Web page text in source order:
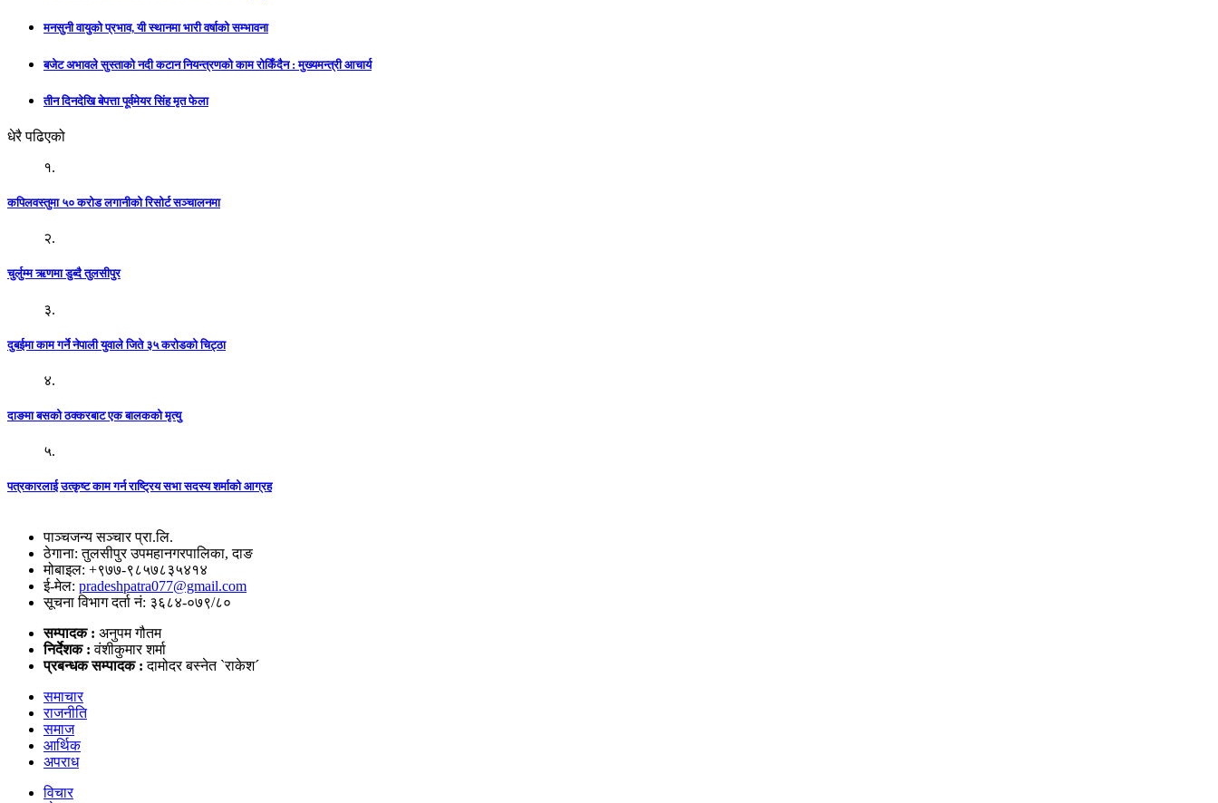
मनसुनी वायुको प्रभाव, यी स्थानमा भारी वर्षाको सम्भावना
बजेट अभावले सुस्ताको नदी कटान नियन्त्रणको काम रोकिँदैन : मुख्यमन्त्री आचार्य
तीन दिनदेखि बेपत्ता पूर्वमेयर सिंह मृत फेला
धेरै पढिएको
१.
कपिलवस्तुमा ५० करोड लगानीको रिसोर्ट सञ्चालनमा
२.
चुर्लुम्म ऋणमा डुब्दै तुलसीपुर
३.
दुबईमा काम गर्ने नेपाली युवाले जिते ३५ करोडको चिट्ठा
४.
दाङमा बसको ठक्करबाट एक बालकको मृत्यु
५.
पत्रकारलाई उत्कृष्ट काम गर्न राष्ट्रिय सभा सदस्य शर्माको आग्रह
पाञ्चजन्य सञ्चार प्रा.लि.
ठेगाना: तुलसीपुर उपमहानगरपालिका, दाङ
मोबाइल: +९७७-९८५७८३५४१४
ई-मेल: pradeshpatra077@gmail.com
सूचना विभाग दर्ता नं: ३६८४-०७९/८०
सम्पादक : अनुपम गौतम
निर्देशक :वंशीकुमार शर्मा
प्रबन्धक सम्पादक :दामोदर बस्नेत `राकेश´
समाचार
राजनीति
समाज
आर्थिक
अपराध
विचार